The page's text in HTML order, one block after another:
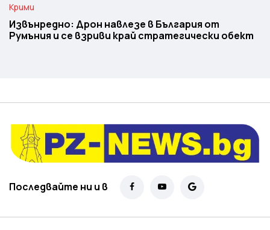
Крими
Извънредно: Дрон навлезе в България от
Румъния и се взриви край стратегически обект
Последвайте ни и в